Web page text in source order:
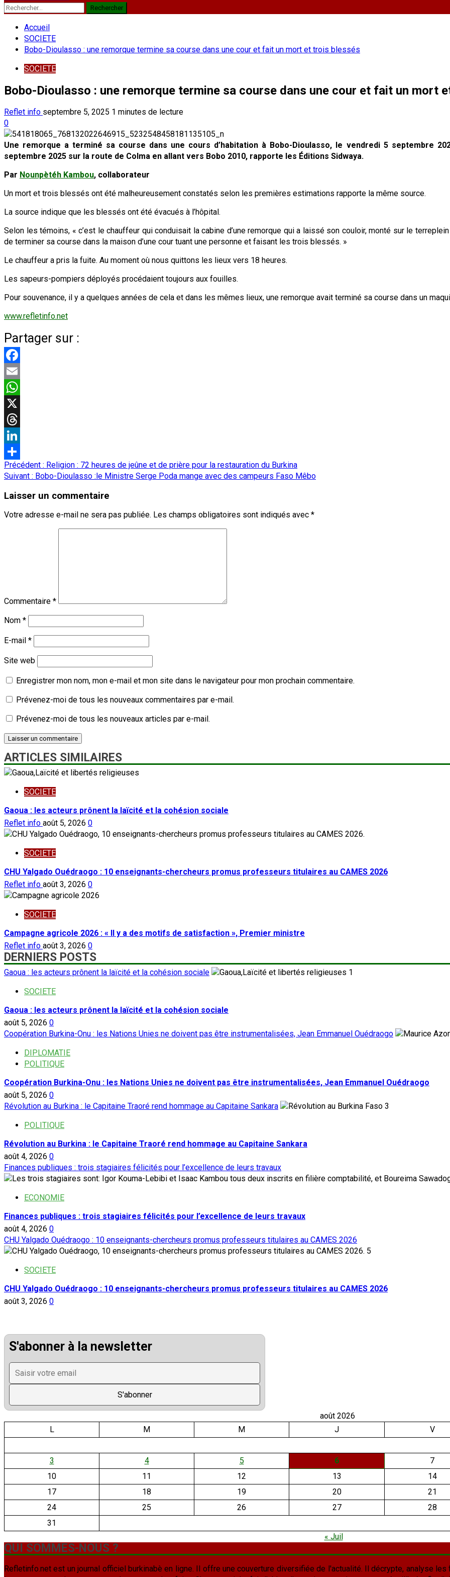
Rechercher :
Accueil
SOCIETE
Bobo-Dioulasso : une remorque termine sa course dans une cour et fait un mort et trois blessés
SOCIETE
Bobo-Dioulasso : une remorque termine sa course dans une cour et fait un mort
Reflet info septembre 5, 2025 1 minutes de lecture
0
Une remorque a terminé sa course dans une cours d’habitation à Bobo-Dioulasso, le vendredi 5 septembre
septembre 2025 sur la route de Colma en allant vers Bobo 2010, rapporte les Éditions Sidwaya.
Par Nounpètéh Kambou, collaborateur
Un mort et trois blessés ont été malheureusement constatés selon les premières estimations rapporte la même source.
La source indique que les blessés ont été évacués à l’hôpital.
Selon les témoins, « c’est le chauffeur qui conduisait la cabine d’une remorque qui a laissé son couloir, monté sur le
de terminer sa course dans la maison d’une cour tuant une personne et faisant les trois blessés. »
Le chauffeur a pris la fuite. Au moment où nous quittons les lieux vers 18 heures.
Les sapeurs-pompiers déployés procédaient toujours aux fouilles.
Pour souvenance, il y a quelques années de cela et dans les mêmes lieux, une remorque avait terminé sa course dans un
www.refletinfo.net
Partager sur :
Facebook
Email
WhatsApp
X
Threads
LinkedIn
Partager
Navigation
d’article
Précédent : Religion : 72 heures de jeûne et de prière pour la restauration du Burkina
Suivant : Bobo-Dioulasso :le Ministre Serge Poda mange avec des campeurs Faso Mêbo
Laisser un commentaire
Votre adresse e-mail ne sera pas publiée. Les champs obligatoires sont indiqués avec *
Commentaire *
Nom *
E-mail *
Site web
Enregistrer mon nom, mon e-mail et mon site dans le navigateur pour mon prochain commentaire.
Prévenez-moi de tous les nouveaux commentaires par e-mail.
Prévenez-moi de tous les nouveaux articles par e-mail.
ARTICLES SIMILAIRES
SOCIETE
Gaoua : les acteurs prônent la laïcité et la cohésion sociale
Reflet info août 5, 2026 0
SOCIETE
CHU Yalgado Ouédraogo : 10 enseignants-chercheurs promus professeurs titulaires au CAMES 2026
Reflet info août 3, 2026 0
SOCIETE
Campagne agricole 2026 : « Il y a des motifs de satisfaction », Premier ministre
Reflet info août 3, 2026 0
DERNIERS POSTS
Gaoua : les acteurs prônent la laïcité et la cohésion sociale
1
SOCIETE
Gaoua : les acteurs prônent la laïcité et la cohésion sociale
août 5, 2026 0
Coopération Burkina-Onu : les Nations Unies ne doivent pas être instrumentalisées, Jean Emmanuel Ouédraogo
DIPLOMATIE
POLITIQUE
Coopération Burkina-Onu : les Nations Unies ne doivent pas être instrumentalisées, Jean Emmanuel Ouédraogo
août 5, 2026 0
Révolution au Burkina : le Capitaine Traoré rend hommage au Capitaine Sankara
3
POLITIQUE
Révolution au Burkina : le Capitaine Traoré rend hommage au Capitaine Sankara
août 4, 2026 0
Finances publiques : trois stagiaires félicités pour l’excellence de leurs travaux
ECONOMIE
Finances publiques : trois stagiaires félicités pour l’excellence de leurs travaux
août 4, 2026 0
CHU Yalgado Ouédraogo : 10 enseignants-chercheurs promus professeurs titulaires au CAMES 2026
5
SOCIETE
CHU Yalgado Ouédraogo : 10 enseignants-chercheurs promus professeurs titulaires au CAMES 2026
août 3, 2026 0
S'abonner à la newsletter
août 2026
L
M M J V
3 4 5 6
7
10
11 12 13
14
17
18 19 20
21
24
25 26 27
28
31
« Juil
QUI SOMMES-NOUS ?
Refletinfo.net est un journal officiel burkinabè en ligne. Il offre une couverture diversifiée de l'actualité. Il décrypte, analyse